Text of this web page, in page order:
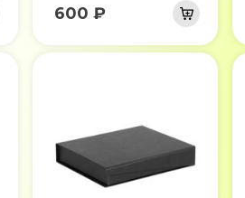
600 ₽